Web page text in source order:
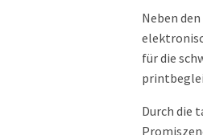
Neben
für die
Durch die